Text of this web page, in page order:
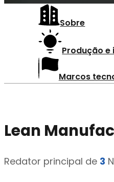
Sobre
Produção
Marcos
Lean
Redator principal de 3